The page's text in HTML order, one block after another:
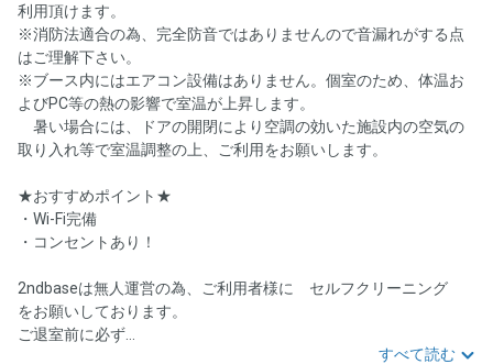
利用頂けます。
※消防法適合の為、完全防音ではありませんので音漏れがする点
はご理解下さい。
※ブース内にはエアコン設備はありません。個室のため、体温お
よびPC等の熱の影響で室温が上昇します。
暑い場合には、ドアの開閉により空調の効いた施設内の空気の
取り入れ等で室温調整の上、ご利用をお願いします。
★おすすめポイント★
・Wi-Fi完備
・コンセントあり！
2ndbaseは無人運営の為、ご利用者様に セルフクリーニング
をお願いしております。
ご退室前に必ず...
すべて読む